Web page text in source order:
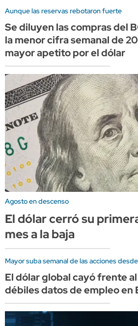
Aunque las reservas rebotaron fuerte
Se diluyen las compras del
la menor cifra semanal de
mayor apetito por el dólar
Agosto en descenso
El dólar cerró su
mes a la baja
Mayor suba semanal de las acciones
El dólar global cayó frente
débiles datos de empleo en